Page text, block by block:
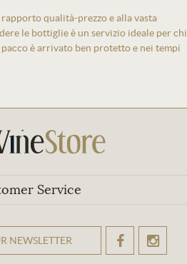
qualità-prezzo e alla vasta
le bottiglie è un servizio ideale per chi
è arrivato ben protetto e nei tempi
Service
NEWSLETTER